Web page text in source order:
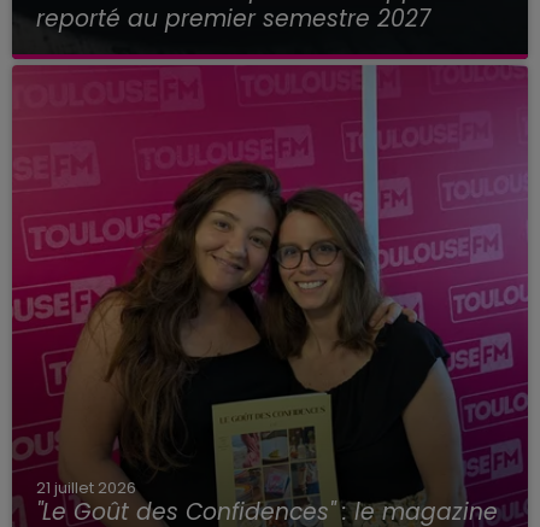
reporté au premier semestre 2027
21 juillet 2026
"Le Goût des Confidences" : le magazine